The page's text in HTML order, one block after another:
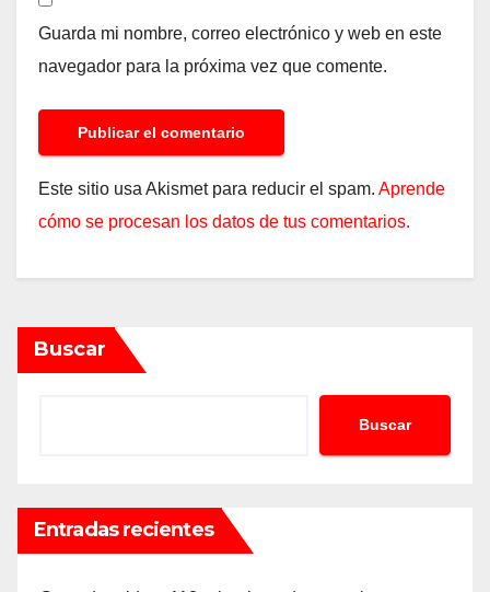
Guarda mi nombre, correo electrónico y web en este
navegador para la próxima vez que comente.
Este sitio usa Akismet para reducir el spam. Aprende
cómo se procesan los datos de tus comentarios.
Buscar
Buscar
Entradas recientes